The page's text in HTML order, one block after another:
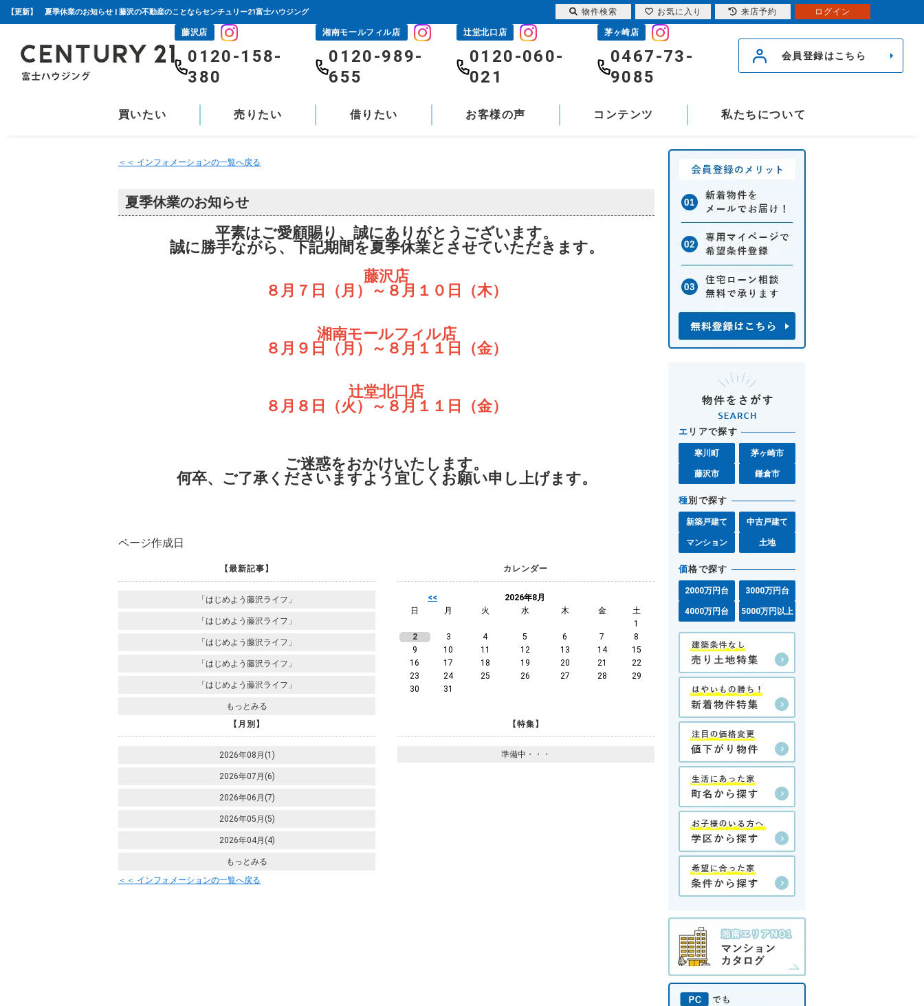
【更新】 夏季休業のお知らせ | 藤沢の不動産のことならセンチュリー21富士ハウジング
藤沢店
0120-158-
380
湘南モールフィル店
0120-989-
655
辻堂北口店
0120-060-
021
茅ヶ崎店
0467-73-
9085
会員登録はこちら
買いたい 売りたい 借りたい お客様の声 コンテンツ 私たちについて
＜＜ インフォメーションの一覧へ戻る
夏季休業のお知らせ
平素はご愛顧賜り、誠にありがとうございます。
誠に勝手ながら、下記期間を夏季休業とさせていただきます。
藤沢店
８月７日（月）～８月１０日（木）
湘南モールフィル店
８月９日（月）～８月１１日（金）
辻堂北口店
８月８日（火）～８月１１日（金）
ご迷惑をおかけいたします。
何卒、ご了承くださいますよう宜しくお願い申し上げます。
ページ作成日
【最新記事】
「はじめよう藤沢ライフ」
「はじめよう藤沢ライフ」
「はじめよう藤沢ライフ」
「はじめよう藤沢ライフ」
「はじめよう藤沢ライフ」
もっとみる
カレンダー
<<
2026年8月
日
月 火 水 木 金
土
1
2
3 4 5 6 7
8
9
10 11 12 13 14
15
16
17 18 19 20 21
22
23
24 25 26 27 28
29
30
31
【月別】
2026年08月(1)
2026年07月(6)
2026年06月(7)
2026年05月(5)
2026年04月(4)
もっとみる
【特集】
準備中・・・
＜＜ インフォメーションの一覧へ戻る
エ リアで探す
寒川町 茅ヶ崎市
藤沢市 鎌倉市
種別で探す
新築戸建て 中古戸建て
マンション 土地
価格で探す
2000万円台 3000万円台
4000万円台 5000万円以上
物件検索 お気に入り 来店予約 ログイン